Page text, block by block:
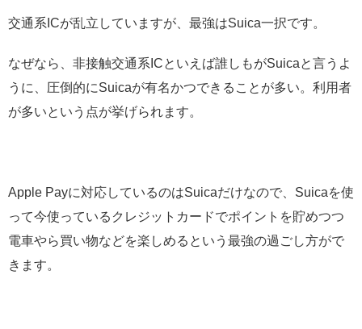
交通系ICが乱立していますが、最強はSuica一択です。
なぜなら、非接触交通系ICといえば誰しもがSuicaと言うよ
うに、圧倒的にSuicaが有名かつできることが多い。利用者
が多いという点が挙げられます。
Apple Payに対応しているのはSuicaだけなので、Suicaを使
って今使っているクレジットカードでポイントを貯めつつ
電車やら買い物などを楽しめるという最強の過ごし方がで
きます。